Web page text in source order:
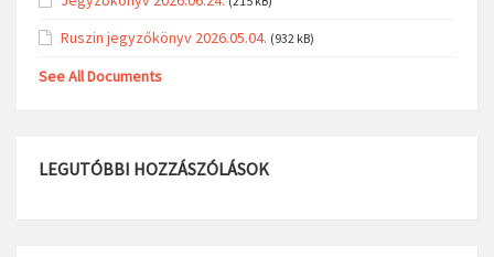
Ruszin jegyzőkönyv 2026.05.04. (932 kB)
See All Documents
LEGUTÓBBI HOZZÁSZÓLÁSOK